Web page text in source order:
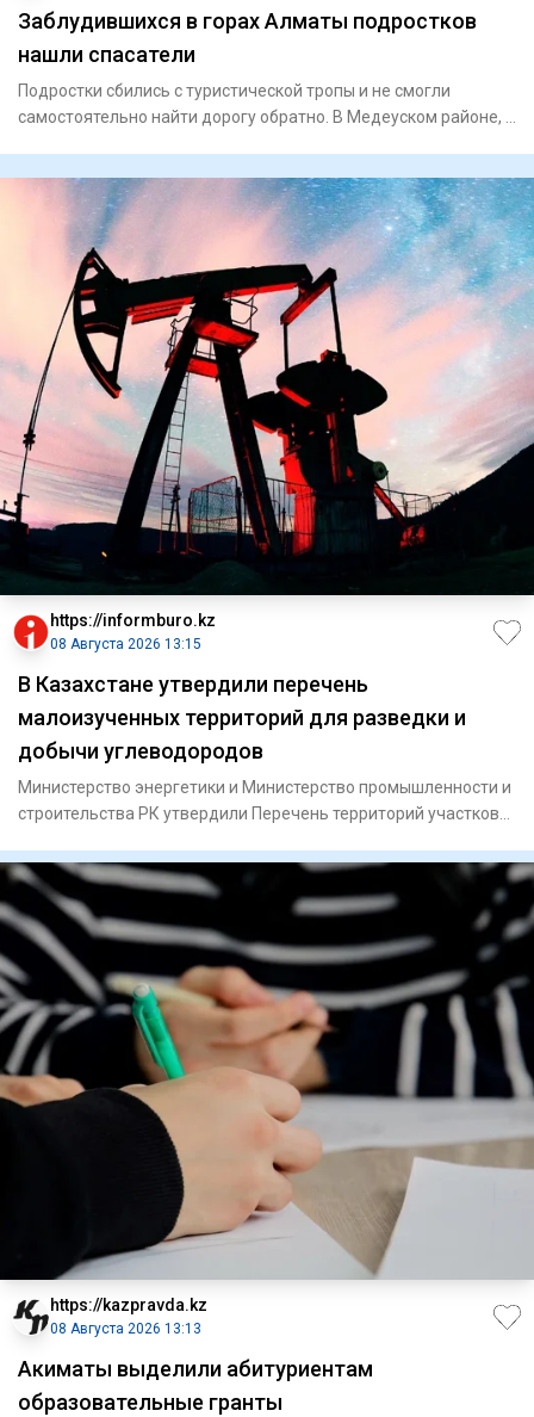
Заблудившихся в горах Алматы подростков
нашли спасатели
Подростки сбились с туристической тропы и не смогли
самостоятельно найти дорогу обратно. В Медеуском районе, в
https://informburo.kz
08 Августа 2026 13:15
В Казахстане утвердили перечень
малоизученных территорий для разведки и
добычи углеводородов
Министерство энергетики и Министерство промышленности и
строительства РК утвердили Перечень территорий участков
https://kazpravda.kz
08 Августа 2026 13:13
Акиматы выделили абитуриентам
образовательные гранты